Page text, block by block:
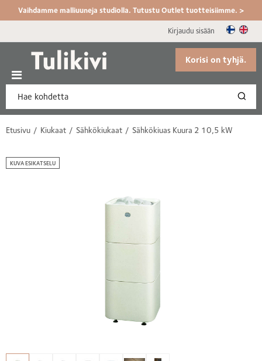
Vaihdamme malliuuneja studiolla. Tutustu Outlet tuotteisiimme. >
Kirjaudu sisään
Korisi on tyhjä.
Etusivu Kiukaat Sähkökiukaat Sähkökiuas Kuura 2 10,5 kW
KUVA ESIKATSELU